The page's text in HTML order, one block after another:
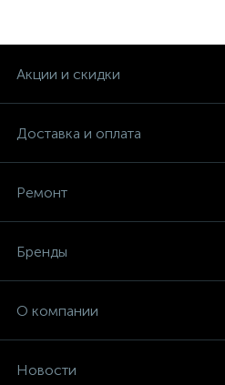
Акции и скидки
Доставка и оплата
Ремонт
Бренды
О компании
Новости